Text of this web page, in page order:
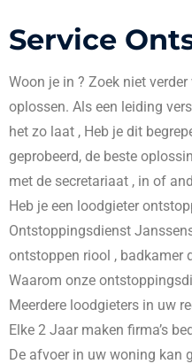
Service
Woon je in ? Zoek niet
oplossen. Als een leiding
het zo laat , Heb je dit
geprobeerd, de beste
met de secretariaat , in of
Heb je een loodgieter
Ontstoppingsdienst
ontstoppen riool , badkamer
Waarom onze
Meerdere loodgieters in uw
Elke 2 Jaar maken firma’s
De afvoer in uw woning kan